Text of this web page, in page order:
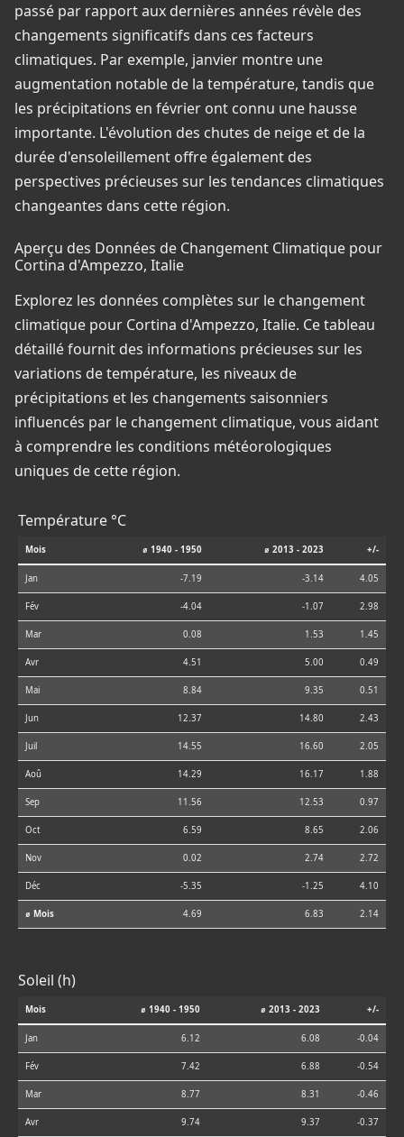
passé par rapport aux dernières années révèle des
changements significatifs dans ces facteurs
climatiques. Par exemple, janvier montre une
augmentation notable de la température, tandis que
les précipitations en février ont connu une hausse
importante. L'évolution des chutes de neige et de la
durée d'ensoleillement offre également des
perspectives précieuses sur les tendances climatiques
changeantes dans cette région.
Aperçu des Données de Changement Climatique pour
Cortina d'Ampezzo, Italie
Explorez les données complètes sur le changement
climatique pour Cortina d'Ampezzo, Italie. Ce tableau
détaillé fournit des informations précieuses sur les
variations de température, les niveaux de
précipitations et les changements saisonniers
influencés par le changement climatique, vous aidant
à comprendre les conditions météorologiques
uniques de cette région.
Température °C
Mois ⌀ 1940 - 1950 ⌀ 2013 - 2023 +/-
Jan -7.19 -3.14 4.05
Fév -4.04 -1.07 2.98
Mar 0.08 1.53 1.45
Avr 4.51 5.00 0.49
Mai 8.84 9.35 0.51
Jun 12.37 14.80 2.43
Juil 14.55 16.60 2.05
Aoû 14.29 16.17 1.88
Sep 11.56 12.53 0.97
Oct 6.59 8.65 2.06
Nov 0.02 2.74 2.72
Déc -5.35 -1.25 4.10
⌀ Mois 4.69 6.83 2.14
Soleil (h)
Mois ⌀ 1940 - 1950 ⌀ 2013 - 2023 +/-
Jan 6.12 6.08 -0.04
Fév 7.42 6.88 -0.54
Mar 8.77 8.31 -0.46
Avr 9.74 9.37 -0.37